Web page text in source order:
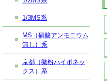
1/3MS系
MS（硝酸アンモニウム
無し）系
京都（微粉ハイポネッ
クス）系